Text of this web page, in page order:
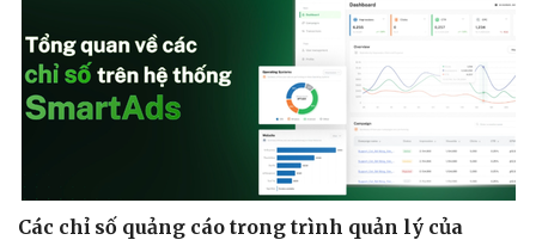
Các chỉ số quảng cáo trong trình quản lý của